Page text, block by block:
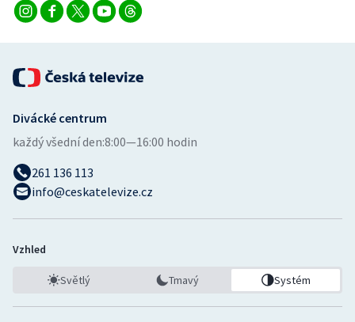
Divácké centrum
každý všední den:8:00—16:00 hodin
261 136 113
info@ceskatelevize.cz
Vzhled
Světlý Tmavý Systém